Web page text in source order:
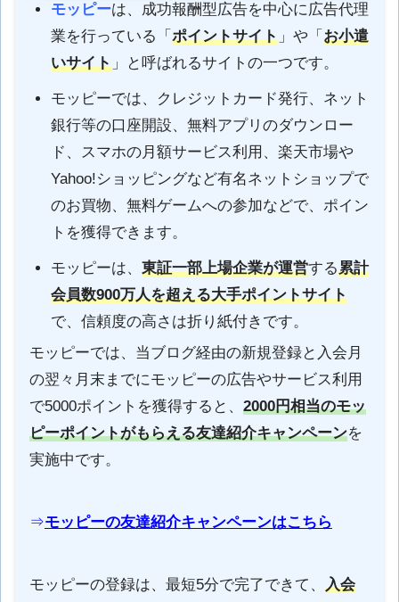
モッピーは、成功報酬型広告を中心に広告代理
業を行っている「 ポイントサイト」や「 お小遣
いサイト」と呼ばれるサイトの一つです。
モッピーでは、クレジットカード発行、ネット
銀行等の口座開設、無料アプリのダウンロー
ド、スマホの月額サービス利用、楽天市場や
Yahoo!ショッピングなど有名ネットショップで
のお買物、無料ゲームへの参加などで、ポイン
トを獲得できます。
モッピーは、 東証一部上場企業が運営する累計
会員数900万人を超える大手ポイントサイト
で、信頼度の高さは折り紙付きです。
モッピーでは、当ブログ経由の新規登録と入会月
の翌々月末までにモッピーの広告やサービス利用
で5000ポイントを獲得すると、 2000円相当のモッ
ピーポイントがもらえる友達紹介キャンペーンを
実施中です。
⇒モッピーの友達紹介キャンペーンはこちら
モッピーの登録は、最短5分で完了できて、 入会